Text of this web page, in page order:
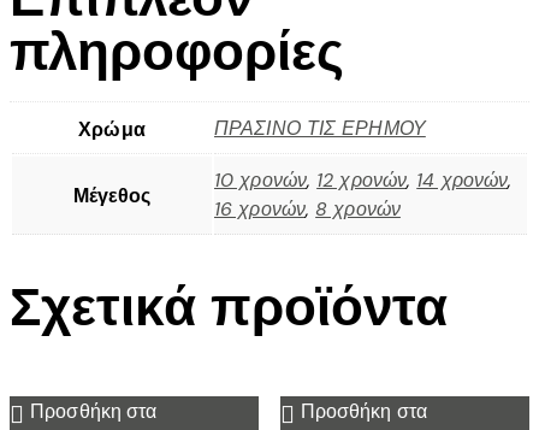
πληροφορίες
Χρώμα ΠΡΑΣΙΝΟ ΤΙΣ ΕΡΗΜΟΥ
Μέγεθος
10 χρονών, 12 χρονών, 14 χρονών,
16 χρονών, 8 χρονών
Σχετικά προϊόντα
Προσθήκη στα
Προσθήκη στα